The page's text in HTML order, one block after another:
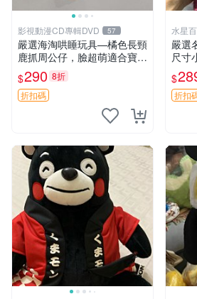
影視動漫CD專輯DVD 57
嚴選海淘哄睡玩具—橘色長頸
鹿抓周公仔，臉超萌適合寶寶
陪伴，中古略有使用痕跡 橘
色 長頸鹿 抓周
$290 8折
折扣碼
水星
嚴選
尺寸
$
折扣